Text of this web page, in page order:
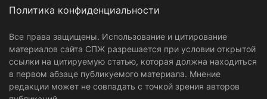
Политика конфиденциальности
Все права защищены. Использование и цитирование
материалов сайта СПЖ разрешается при условии открытой
ссылки на цитируемую статью, которая должна находиться
в первом абзаце публикуемого материала. Мнение
редакции может не совпадать с точкой зрения авторов